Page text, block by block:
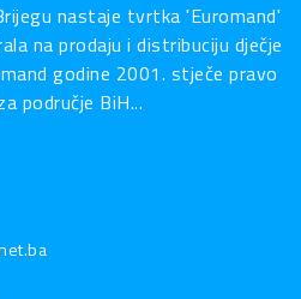
nastaje tvrtka 'Euromand'
na prodaju i distribuciju dječje
godine 2001. stječe pravo
područje BiH...